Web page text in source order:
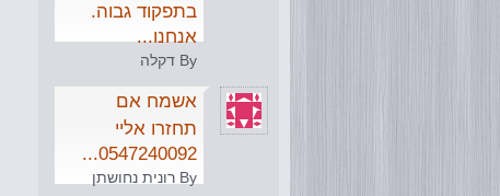
בתפקוד גבוה.
אנחנו...
By דקלה
אשמח אם
תחזרו אליי
0547240092...
By רונית נחושתן